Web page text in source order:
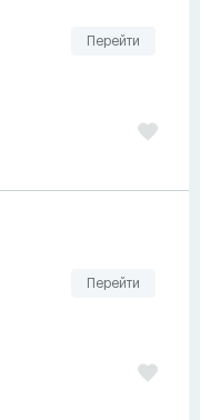
Перейти
Перейти